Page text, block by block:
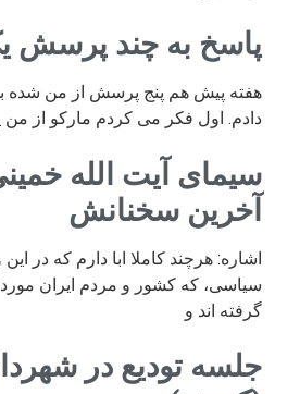
پاسخ به چند پرسش
هفته پیش هم پنج پرسش از من شده
دادم. اول فکر می کردم مارکو از من
سیمای آیت الله
آخرین سخنانش
اشاره: هرچند کاملا ابا دارم که در
سیاسی، که کشور و مردم ایران مورد
گرفته اند و
جلسه تودیع در